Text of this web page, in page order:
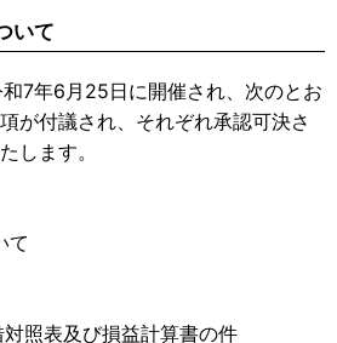
いて
7年6月25日に開催され、次のとお
が付議され、それぞれ承認可決さ
します。
て
照表及び損益計算書の件